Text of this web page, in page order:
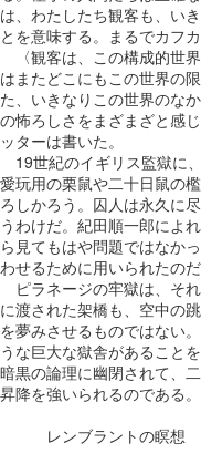
は、わたしたち観客も、い
とを意味する。まるでカフ
〈観客は、この構成的世
はまたどこにもこの世界の
た、いきなりこの世界のな
の怖ろしさをまざまざと感
ッターは書いた。
19世紀のイギリス監獄に
愛玩用の栗鼠や二十日鼠の
ろしかろう。囚人は永久に
うわけだ。紀田順一郎によ
ら見てもはや問題ではなか
わせるために用いられたのだ
ピラネージの牢獄は、そ
に渡された架橋も、空中の
を夢みさせるものではない
うな巨大な獄舎があること
暗黒の論理に幽閉されて、
昇降を強いられるのである。
レンブラントの瞑想